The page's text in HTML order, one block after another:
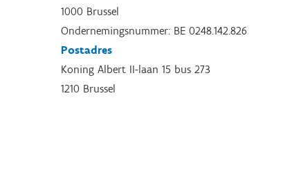
1000 Brussel
Ondernemingsnummer: BE 0248.142.826
Postadres
Koning Albert II-laan 15 bus 273
1210 Brussel